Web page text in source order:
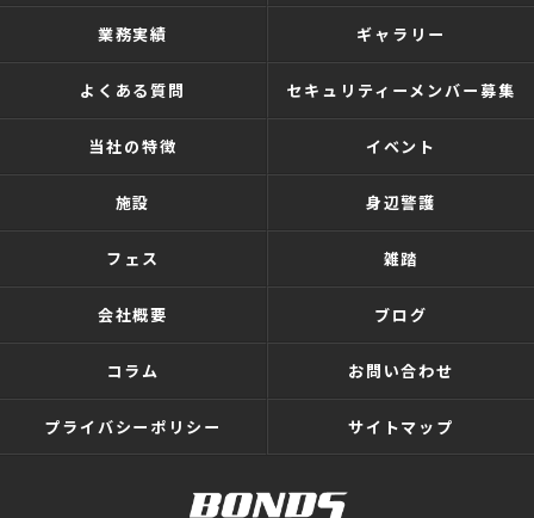
業務実績 ギャラリー
よくある質問 セキュリティーメンバー募集
当社の特徴 イベント
施設 身辺警護
フェス 雑踏
会社概要 ブログ
コラム お問い合わせ
プライバシーポリシー サイトマップ